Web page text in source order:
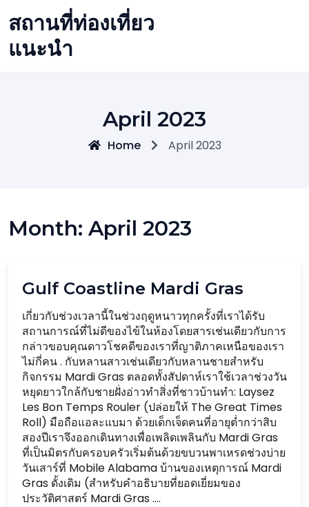
to
content
สถานที่ท่องเที่ยว
แนะนำ
April 2023
Home April 2023
Month: April 2023
Gulf Coastline Mardi Gras
เกี่ยวกับช่วงเวลานี้ในช่วงฤดูหนาวทุกครั้งที่เราได้รับ
สถานการณ์ที่ไม่ดีของไข้ในห้องโดยสารเช่นเดียวกับการ
กล่าวขอบคุณดาวโชคดีของเราที่ญาติภาคเหนือของเรา
ไม่กี่คน . กับหลานสาวเช่นเดียวกับหลานชายสำหรับ
กิจกรรม Mardi Gras ตลอดทั้งสัปดาห์เราใช้เวลาช่วงวัน
หยุดยาวใกล้กับชายฝั่งอ่าวทำสิ่งที่ชาวบ้านทำ: Laysez
Les Bon Temps Rouler (ปล่อยให้ The Great Times
Roll) มือถือแอละแบมา ด้วยเด็กเจ็ดคนที่อายุต่ำกว่าสิบ
สองปีเราจึงออกเดินทางเพื่อเพลิดเพลินกับ Mardi Gras
ที่เป็นมิตรกับครอบครัวเริ่มต้นด้วยขบวนพาเหรดช่วงบ่าย
วันเสาร์ที่ Mobile Alabama บ้านของเหตุการณ์ Mardi
Gras ดั้งเดิม (สำหรับคำอธิบายที่ยอดเยี่ยมของ
ประวัติศาสตร์ Mardi Gras ....